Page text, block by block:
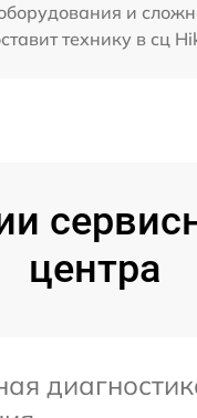
и
технику в сц
центра